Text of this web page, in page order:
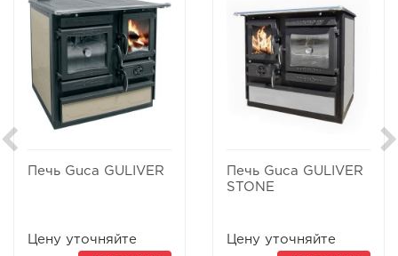
Печь Guca GULIVER
Цену уточняйте
Печь Guca GULIVER
STONE
Цену уточняйте